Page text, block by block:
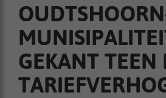
GEKANT TEEN